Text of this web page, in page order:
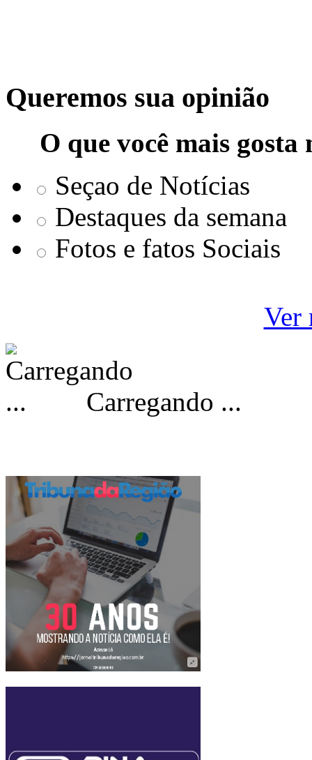
Queremos sua opinião
O que você mais
Seçao de Notícias
Destaques da semana
Fotos e fatos Sociais
Ver
Carregando ...